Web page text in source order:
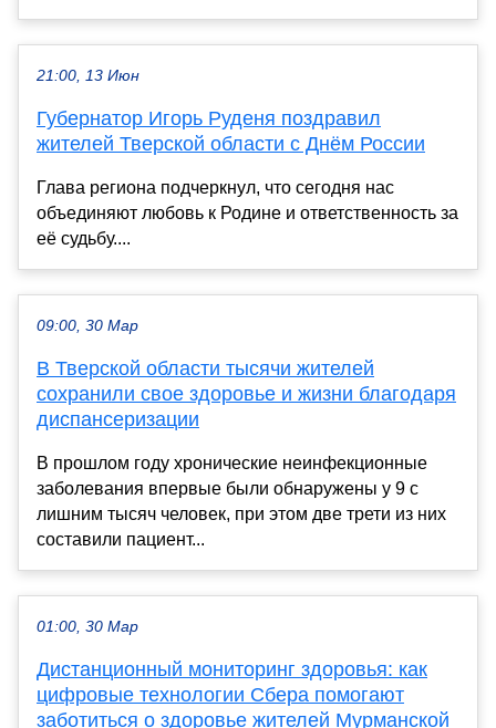
21:00, 13 Июн
Губернатор Игорь Руденя поздравил
жителей Тверской области с Днём России
Глава региона подчеркнул, что сегодня нас
объединяют любовь к Родине и ответственность за
её судьбу....
09:00, 30 Мар
В Тверской области тысячи жителей
сохранили свое здоровье и жизни благодаря
диспансеризации
В прошлом году хронические неинфекционные
заболевания впервые были обнаружены у 9 с
лишним тысяч человек, при этом две трети из них
составили пациент...
01:00, 30 Мар
Дистанционный мониторинг здоровья: как
цифровые технологии Сбера помогают
заботиться о здоровье жителей Мурманской